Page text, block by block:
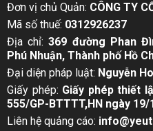
Đơn vị chủ Quản: CÔNG TY
Mã số thuế: 0312926237
Địa chỉ:369 đường Phan
Phú Nhuận, Thành phố Hồ
Đại diện pháp luật: Nguyễn
Giấy phép: Giấy phép thiết
555/GP-BTTTT,HN ngày 19/
Liên hệ quảng cáo: